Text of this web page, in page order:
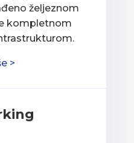
željeznom
kompletnom
>